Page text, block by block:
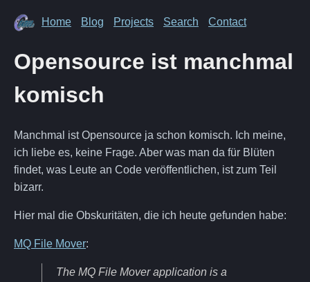
Home Blog Projects Search Contact
Opensource ist manchmal
komisch
Manchmal ist Opensource ja schon komisch. Ich meine,
ich liebe es, keine Frage. Aber was man da für Blüten
findet, was Leute an Code veröffentlichen, ist zum Teil
bizarr.
Hier mal die Obskuritäten, die ich heute gefunden habe:
MQ File Mover:
The MQ File Mover application is a